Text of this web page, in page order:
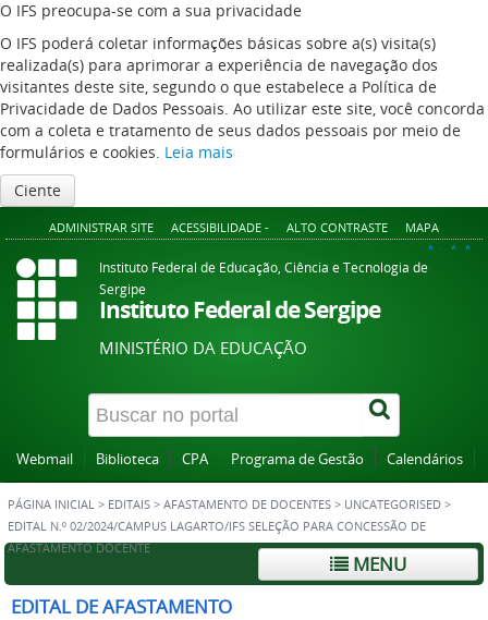
O IFS preocupa-se com a sua privacidade
O IFS poderá coletar informações básicas sobre a(s) visita(s)
realizada(s) para aprimorar a experiência de navegação dos
visitantes deste site, segundo o que estabelece a Política de
Privacidade de Dados Pessoais. Ao utilizar este site, você concorda
com a coleta e tratamento de seus dados pessoais por meio de
formulários e cookies. Leia mais
Ciente
ADMINISTRAR SITE ACESSIBILIDADE - ALTO CONTRASTE MAPA
A+ A A-
Instituto Federal de Educação, Ciência e Tecnologia de
Sergipe
Instituto Federal de Sergipe
MINISTÉRIO DA EDUCAÇÃO
Webmail Biblioteca CPA Programa de Gestão Calendários
PÁGINA INICIAL > EDITAIS > AFASTAMENTO DE DOCENTES > UNCATEGORISED >
EDITAL N.⁰ 02/2024/CAMPUS LAGARTO/IFS SELEÇÃO PARA CONCESSÃO DE
AFASTAMENTO DOCENTE
MENU
EDITAL DE AFASTAMENTO